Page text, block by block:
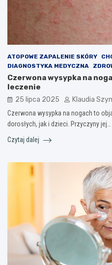
ATOPOWE ZAPALENIE SKÓRY
DIAGNOSTYKA MEDYCZNA
Czerwona wysypka na
leczenie
25 lipca 2025 Klaudia
Czerwona wysypka na nogach to
dorosłych, jak i dzieci. Przyczyny jej…
Czytaj dalej